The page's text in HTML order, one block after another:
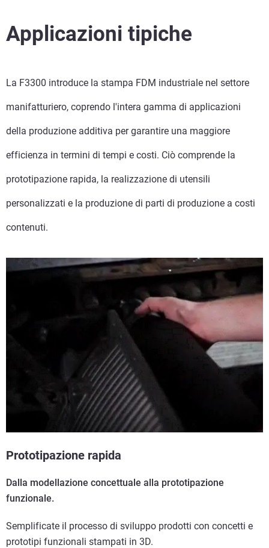
Applicazioni tipiche
La F3300 introduce la stampa FDM industriale nel settore
manifatturiero, coprendo l'intera gamma di applicazioni
della produzione additiva per garantire una maggiore
efficienza in termini di tempi e costi. Ciò comprende la
prototipazione rapida, la realizzazione di utensili
personalizzati e la produzione di parti di produzione a costi
contenuti.
Prototipazione rapida
Dalla modellazione concettuale alla prototipazione
funzionale.
Semplificate il processo di sviluppo prodotti con concetti e
prototipi funzionali stampati in 3D.